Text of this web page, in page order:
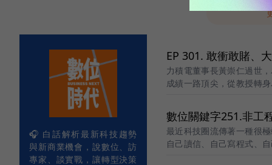
🎧 白話解析最新科技趨勢
與新商業機會，說數位、訪
專家、談實戰，讓轉型決策
EP 301. 敢衝敢賭、
力積電董事長黃崇仁過世
成績一路頂尖，從教授轉
數位關鍵字251.非工
最近科技圈流傳著一種很
自己讀信、自己寫程式、